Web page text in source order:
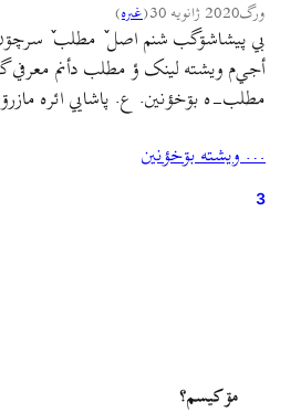
ورگ2020 ژانویه 30 (غىره)
بي پیشاشۊگب شنم اصل ٚ مطلب ٚ سرچۊن
أجي‌م ويشته لینک ؤ مطلب دأنم معرفي
مطلب-ه بۊخؤنين. ع. پاشایي ائره
دأنه: حکایت گاوزن گاو و…
… ويشته بۊخؤنين
3
مۊ کيسم؟